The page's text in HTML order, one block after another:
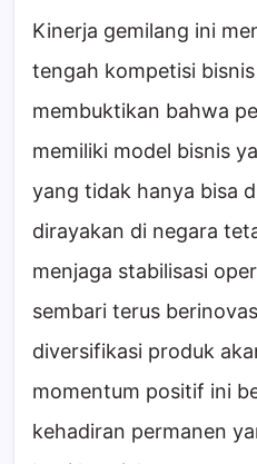
Kinerja gemilang ini
tengah kompetisi
membuktikan bahwa
memiliki model bisnis
yang tidak hanya bisa
dirayakan di negara
menjaga stabilisasi
sembari terus
diversifikasi produk
momentum positif ini
kehadiran permanen